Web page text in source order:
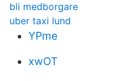
bli medborgare
uber taxi lund
YPme
xwOT